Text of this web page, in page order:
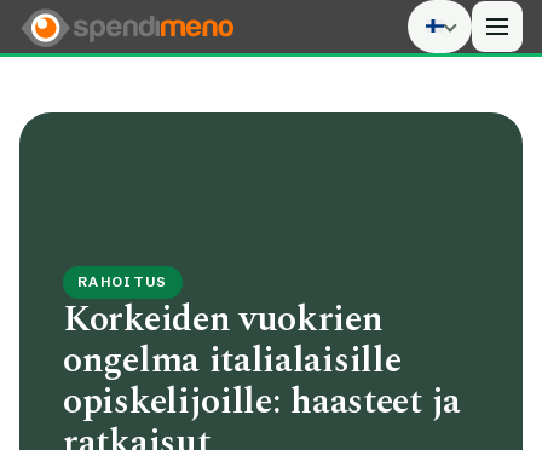
RAHOITUS
Korkeiden vuokrien
ongelma italialaisille
opiskelijoille: haasteet ja